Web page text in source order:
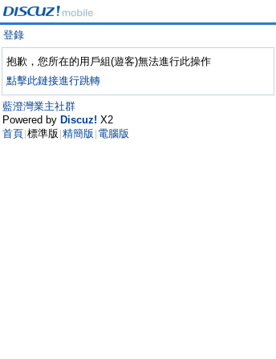
登錄
抱歉，您所在的用戶組(遊客)無法進行此操作
點擊此鏈接進行跳轉
藍澄灣業主社群
Powered by Discuz! X2
首頁 標準版 精簡版 電腦版